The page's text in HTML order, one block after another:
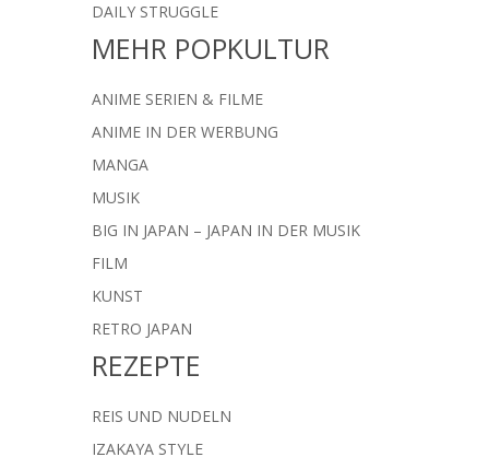
DAILY STRUGGLE
MEHR POPKULTUR
ANIME SERIEN & FILME
ANIME IN DER WERBUNG
MANGA
MUSIK
BIG IN JAPAN – JAPAN IN DER MUSIK
FILM
KUNST
RETRO JAPAN
REZEPTE
REIS UND NUDELN
IZAKAYA STYLE